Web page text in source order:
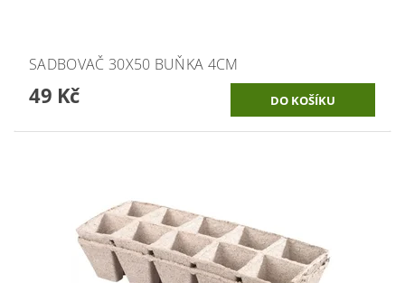
SADBOVAČ 30X50 BUŇKA 4CM
49 Kč